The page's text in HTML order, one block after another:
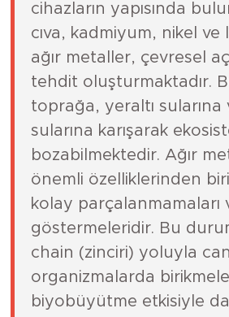
cihazların yapısında
cıva, kadmiyum, nikel ve
ağır metaller, çevresel
tehdit oluşturmaktadır.
toprağa, yeraltı sularına
sularına karışarak
bozabilmektedir. Ağır
önemli özelliklerinden
kolay parçalanmamaları
göstermeleridir. Bu
chain (zinciri) yoluyla
organizmalarda
biyobüyütme etkisiyle